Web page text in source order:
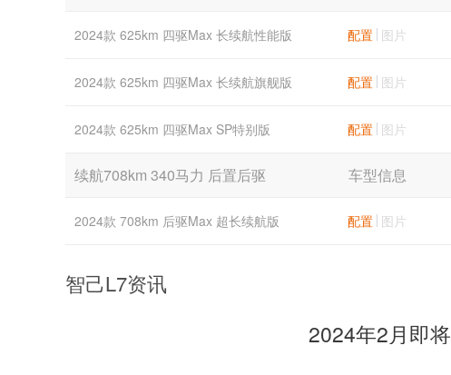
2024款 625km 四驱Max 长续航性能版 配置 图片
2024款 625km 四驱Max 长续航旗舰版 配置 图片
2024款 625km 四驱Max SP特别版 配置 图片
续航708km 340马力 后置后驱 车型信息
2024款 708km 后驱Max 超长续航版 配置 图片
智己L7资讯